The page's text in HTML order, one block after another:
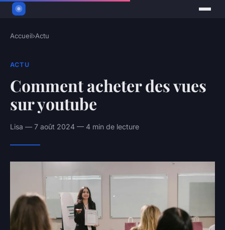
Accueil›Actu
ACTU
Comment acheter des vues
sur youtube
Lisa — 7 août 2024 — 4 min de lecture